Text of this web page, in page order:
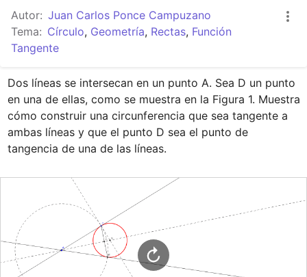
Autor: Juan Carlos Ponce Campuzano
Tema: Círculo, Geometría, Rectas, Función
Tangente
Dos líneas se intersecan en un punto A. Sea D un punto
en una de ellas, como se muestra en la Figura 1. Muestra
cómo construir una circunferencia que sea tangente a
ambas líneas y que el punto D sea el punto de
tangencia de una de las líneas.